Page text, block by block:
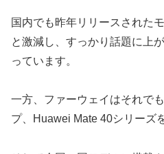
国内でも昨年リリースされた
と激減し、すっかり話題に上
っています。
一方、ファーウェイはそれで
プ、Huawei Mate 40シリーズ